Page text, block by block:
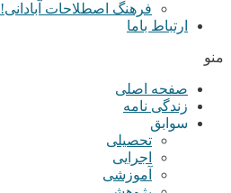
فرهنگ اصطلاحات آبادانی!
ارتباط باما
منو
صفحه اصلی
زندگی نامه
سوابق
تحصیلی
اجرایی
آموزشی